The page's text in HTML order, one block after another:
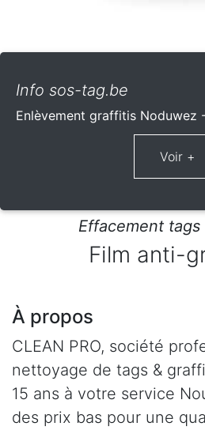
Info sos-tag.be
Enlèvement graffitis Noduwez
Effacement
Film anti-
À propos
CLEAN PRO, société
nettoyage de tags &
15 ans à votre service
des prix bas pour une